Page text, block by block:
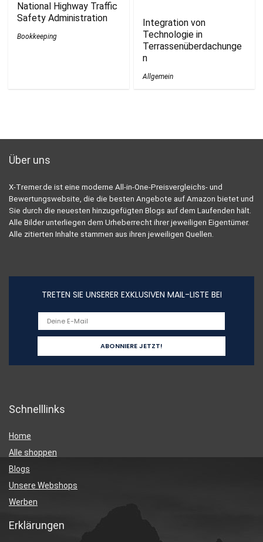
National Highway Traffic
Safety Administration
Bookkeeping
Integration von
Technologie in
Terrassenüberdachunge
n
Allgemein
Über uns
X-Tremer.de ist eine moderne All-in-One-Preisvergleichs- und
Bewertungswebsite, die die besten Angebote auf Amazon bietet und
Sie durch die neuesten hinzugefügten Blogs auf dem Laufenden hält.
Alle Bilder unterliegen dem Urheberrecht ihrer jeweiligen Eigentümer.
Alle zitierten Inhalte stammen aus ihren jeweiligen Quellen.
TRETEN SIE UNSERER EXKLUSIVEN MAIL-LISTE BEI
Schnelllinks
Home
Alle shoppen
Blogs
Unsere Webshops
Werben
Erklärungen